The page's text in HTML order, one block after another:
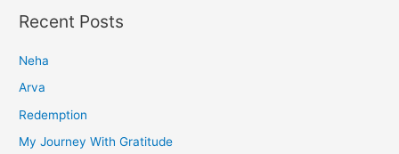
a
c
h
f
o
Recent Posts
Neha
Arva
Redemption
My Journey With Gratitude